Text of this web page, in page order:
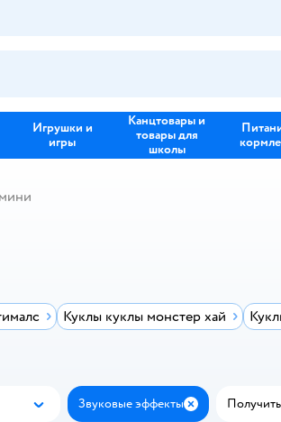
Игрушки и
игры
Канцтовары и
товары для
школы
Куклы куклы монстер хай
Звуковые эффекты ЗакрытьПолучить